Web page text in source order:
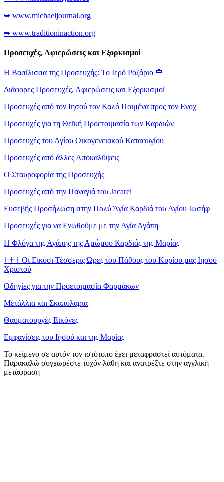
➥ www.michaeljournal.org
➥ www.traditioninaction.org
Προσευχές, Αφιερώσεις και Εξορκισμοί
Η Βασίλισσα της Προσευχής: Το Ιερό Ροζάριο 🌹
Διάφορες Προσευχές, Αφιερώσεις και Εξορκισμοί
Προσευχές από τον Ιησού τον Καλό Ποιμένα προς τον Ενοχ
Προσευχές για τη Θεϊκή Προετοιμασία των Καρδιών
Προσευχές του Αγίου Οικογενειακού Καταφυγίου
Προσευχές από άλλες Αποκαλύψεις
Ο Σταυροφορία της Προσευχής
Προσευχές από την Παναγιά του Jacarei
Ευσεβής Προσήλωση στην Πολύ Άγία Καρδιά του Αγίου Ιωσήφ
Προσευχές για να Ενωθούμε με την Αγία Αγάπη
Η Φλόγα της Αγάπης της Αμώμου Καρδιάς της Μαρίας
† † † Οι Είκοσι Τέσσερις Ώρες του Πάθους του Κυρίου μας Ιησού
Χριστού
Οδηγίες για την Προετοιμασία Φαρμάκων
Μετάλλια και Σκαπυλάρια
Θαυματουργές Εικόνες
Εμφανίσεις του Ιησού και της Μαρίας
Το κείμενο σε αυτόν τον ιστότοπο έχει μεταφραστεί αυτόματα.
Παρακαλώ συγχωρέστε τυχόν λάθη και ανατρέξτε στην αγγλική
μετάφραση